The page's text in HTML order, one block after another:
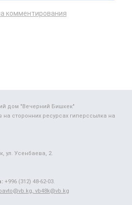
комментирования
дом "Вечерний Бишкек"
сторонних ресурсах гиперссылка на
ул. Усенбаева, 2.
+996 (312) 48-62-03.
vb48k@vb.kg